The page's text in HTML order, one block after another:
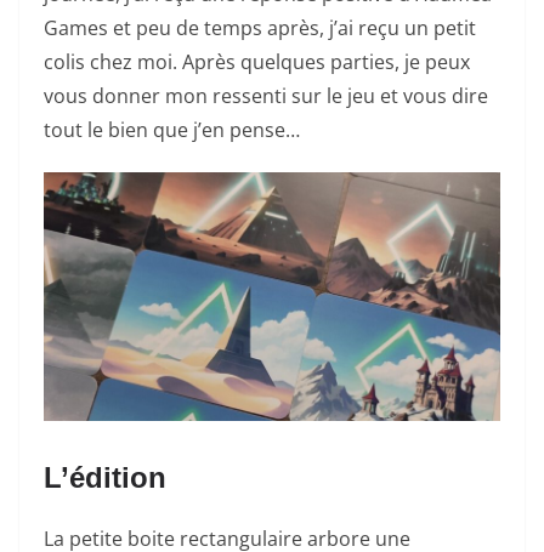
Games et peu de temps après, j’ai reçu un petit
colis chez moi. Après quelques parties, je peux
vous donner mon ressenti sur le jeu et vous dire
tout le bien que j’en pense…
L’édition
La petite boite rectangulaire arbore une